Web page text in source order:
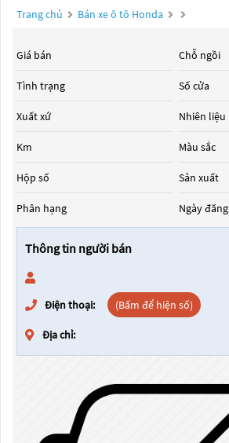
Trang chủ Bán xe ô tô Honda
Giá bán
Tình trạng
Xuất xứ
Km
Hộp số
Phân hạng
Chỗ ngồi
Số cửa
Nhiên liệu
Màu sắc
Sản xuất
Ngày đăng
Thông tin người bán
Điện thoại: (Bấm để hiện số)
Địa chỉ: